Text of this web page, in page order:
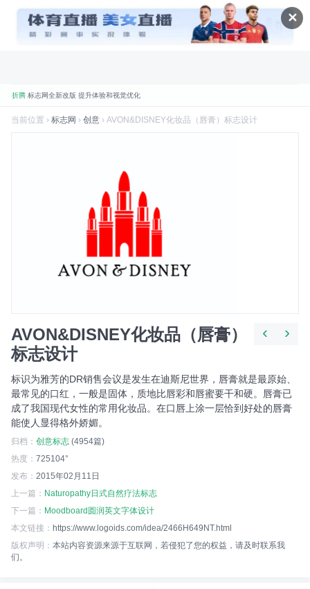
✕
标志网WAP版已上线，手机也能访问
标志网，世界知名品牌标志大全
当前位置 › 标志网 › 创意 › AVON&DISNEY化妆品（唇膏）标志设计
AVON&DISNEY化妆品（唇膏）
标志设计
标识为雅芳的DR销售会议是发生在迪斯尼世界，唇膏就是最原始、
最常见的口红，一般是固体，质地比唇彩和唇蜜要干和硬。唇膏已
成了我国现代女性的常用化妆品。在口唇上涂一层恰到好处的唇膏
能使人显得格外娇媚。
归档： 创意标志 (4954篇)
热度： 725104°
发布： 2015年02月11日
上一篇： Naturopathy日式自然疗法标志
下一篇： Moodboard圆润英文字体设计
本文链接： https://www.logoids.com/idea/2466H649NT.html
版权声明： 本站内容资源来源于互联网，若侵犯了您的权益，请及时联系我
们。
‹ ›